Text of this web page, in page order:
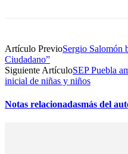
Artículo PrevioSergio Salomón
Ciudadano”
Siguiente ArtículoSEP Puebla
inicial de niñas y niños
Notas relacionadasmás del